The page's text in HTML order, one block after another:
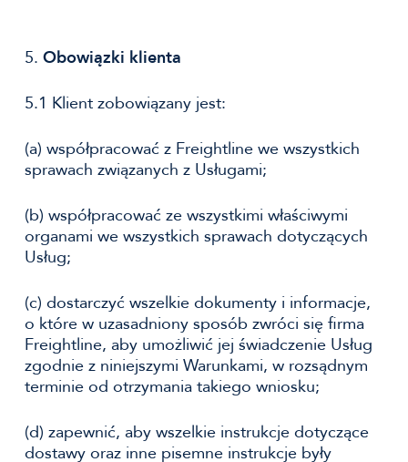
5. Obowiązki klienta
5.1 Klient zobowiązany jest:
(a) współpracować z Freightline we wszystkich
sprawach związanych z Usługami;
(b) współpracować ze wszystkimi właściwymi
organami we wszystkich sprawach dotyczących
Usług;
(c) dostarczyć wszelkie dokumenty i informacje,
o które w uzasadniony sposób zwróci się firma
Freightline, aby umożliwić jej świadczenie Usług
zgodnie z niniejszymi Warunkami, w rozsądnym
terminie od otrzymania takiego wniosku;
(d) zapewnić, aby wszelkie instrukcje dotyczące
dostawy oraz inne pisemne instrukcje były